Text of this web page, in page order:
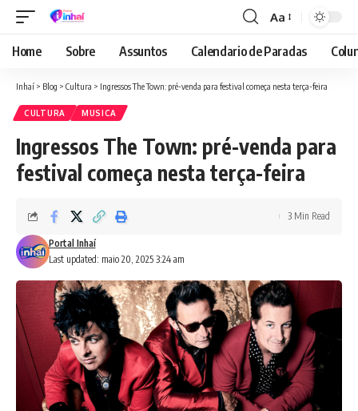
Font
Resizer
Aa
Home Sobre Assuntos Calendario de Paradas
Inhaí > Blog > Cultura > Ingressos The Town: pré-venda para festival começa nesta terça-feira
CULTURA MUSICA
Ingressos The Town: pré-venda para
festival começa nesta terça-feira
Last updated: maio 20, 2025 3:24 am
Portal Inhaí
3 Min Read